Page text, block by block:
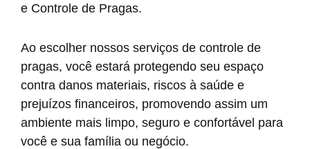
e Controle de Pragas.
Ao escolher nossos serviços de controle de
pragas, você estará protegendo seu espaço
contra danos materiais, riscos à saúde e
prejuízos financeiros, promovendo assim um
ambiente mais limpo, seguro e confortável para
você e sua família ou negócio.